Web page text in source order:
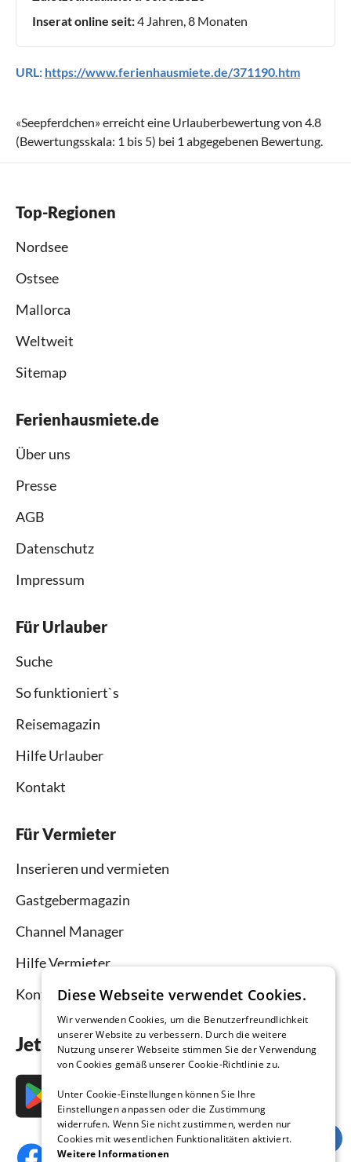
Inserat online seit:4 Jahren, 8 Monaten
URL: https://www.ferienhausmiete.de/371190.htm
«Seepferdchen» erreicht eine Urlauberbewertung von 4.8
(Bewertungsskala: 1 bis 5) bei 1 abgegebenen Bewertung.
Top-Regionen
Nordsee
Ostsee
Mallorca
Weltweit
Sitemap
Ferienhausmiete.de
Über uns
Presse
AGB
Datenschutz
Impressum
Für Urlauber
Suche
So funktioniert`s
Reisemagazin
Hilfe Urlauber
Kontakt
Für Vermieter
Inserieren und vermieten
Gastgebermagazin
Channel Manager
Hilfe Vermieter
Kontakt
Jetzt die App downloaden
Diese Webseite verwendet Cookies.
Wir verwenden Cookies, um die Benutzerfreundlichkeit
unserer Website zu verbessern. Durch die weitere
Nutzung unserer Webseite stimmen Sie der Verwendung
von Cookies gemäß unserer Cookie-Richtlinie zu.
Unter Cookie-Einstellungen können Sie Ihre
Einstellungen anpassen oder die Zustimmung
widerrufen. Wenn Sie nicht zustimmen, werden nur
Cookies mit wesentlichen Funktionalitäten aktiviert.
Weitere Informationen